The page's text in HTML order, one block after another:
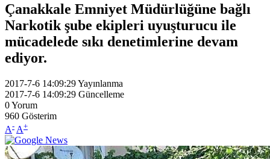
Çanakkale Emniyet Müdürlüğüne bağlı
Narkotik şube ekipleri uyuşturucu ile
mücadelede sıkı denetimlerine devam
ediyor.
2017-7-6 14:09:29Yayınlanma
2017-7-6 14:09:29 Güncelleme
0Yorum
960 Gösterim
A- A+